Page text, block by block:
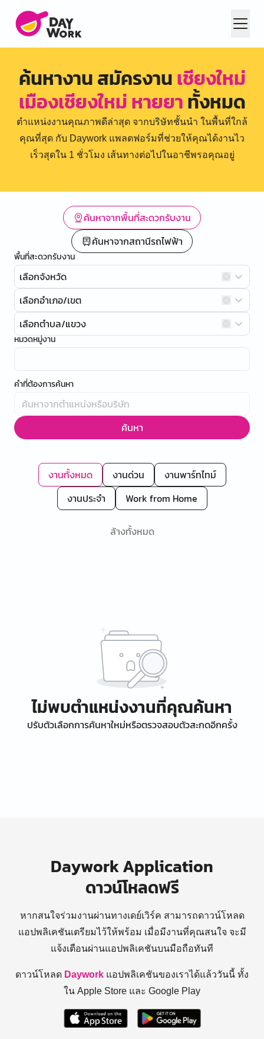
ค้นหางาน สมัครงานเชียงใหม่
เมืองเชียงใหม่ หายยาทั้งหมด
ตำแหน่งงานคุณภาพดีล่าสุด จากบริษัทชั้นนำ ในพื้นที่ใกล้
คุณที่สุด กับ Daywork แพลตฟอร์มที่ช่วยให้คุณได้งานไว
เร็วสุดใน 1 ชั่วโมง เส้นทางต่อไปในอาชีพรอคุณอยู่
ค้นหาจากพื้นที่สะดวกรับงาน
ค้นหาจากสถานีรถไฟฟ้า
พื้นที่สะดวกรับงาน
เลือกจังหวัด
เลือกอำเภอ/เขต
เลือกตำบล/แขวง
หมวดหมู่งาน
คำที่ต้องการค้นหา
ค้นหา
งานทั้งหมด งานด่วน
งานพาร์ทไทม์
งานประจำ
Work from Home
ล้างทั้งหมด
ไม่พบตำแหน่งงานที่คุณค้นหา
ปรับตัวเลือกการค้นหาใหม่หรือตรวจสอบตัวสะกดอีกครั้ง
Daywork Application
ดาวน์โหลดฟรี
หากสนใจร่วมงานผ่านทางเดย์เวิร์ค สามารถดาวน์โหลด
แอปพลิเคชันเตรียมไว้ให้พร้อม เมื่อมีงานที่คุณสนใจ จะมี
แจ้งเตือนผ่านแอปพลิเคชันบนมือถือทันที
ดาวน์โหลด Daywork แอปพลิเคชันของเราได้แล้ววันนี้ ทั้ง
ใน Apple Store และ Google Play